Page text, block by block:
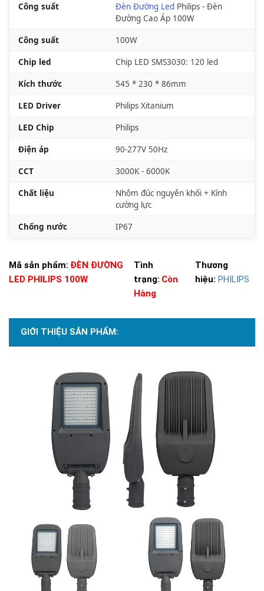
Công suất Đèn Đường Led Philips - Đèn
Đường Cao Áp 100W
Công suất 100W
Chip led Chip LED SMS3030: 120 led
Kích thước 545 * 230 * 86mm
LED Driver Philips Xitanium
LED Chip Philips
Điện áp 90-277V 50Hz
CCT 3000K - 6000K
Chất liệu
Nhôm đúc nguyên khối + Kính
cường lực
Chống nước IP67
Mã sản phẩm: ĐÈN ĐƯỜNG
LED PHILIPS 100W
Tình
trạng: Còn
Hàng
Thương
hiệu: PHILIPS
GIỚI THIỆU SẢN PHẨM: